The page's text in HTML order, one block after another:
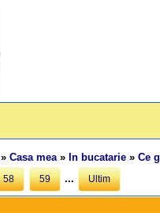
Casa mea» In bucatarie »Ce
58 59 ... Ultim